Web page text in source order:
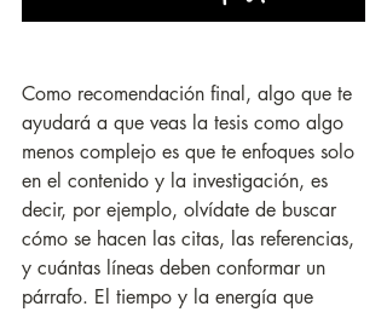
Como recomendación final, algo que te
ayudará a que veas la tesis como algo
menos complejo es que te enfoques solo
en el contenido y la investigación, es
decir, por ejemplo, olvídate de buscar
cómo se hacen las citas, las referencias,
y cuántas líneas deben conformar un
párrafo. El tiempo y la energía que